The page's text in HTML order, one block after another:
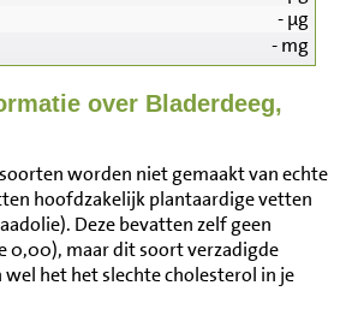
-µg
-mg
over Bladerdeeg,
worden niet gemaakt van echte
hoofdzakelijk plantaardige vetten
Deze bevatten zelf geen
0,00), maar dit soort verzadigde
het het slechte cholesterol in je